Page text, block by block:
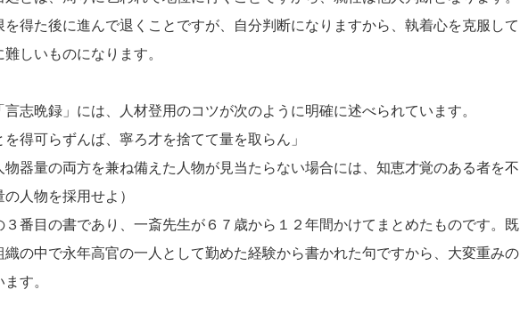
得た後に進んで退くことですが、自分判断になりますから、執着心を克服して
しいものになります。
志晩録」には、人材登用のコツが次のように明確に述べられています。
得可らずんば、寧ろ才を捨てて量を取らん」
量の両方を兼ね備えた人物が見当たらない場合には、知恵才覚のある者を不
人物を採用せよ）
番目の書であり、一斎先生が６７歳から１２年間かけてまとめたものです。既
織の中で永年高官の一人として勤めた経験から書かれた句ですから、大変重みの
す。